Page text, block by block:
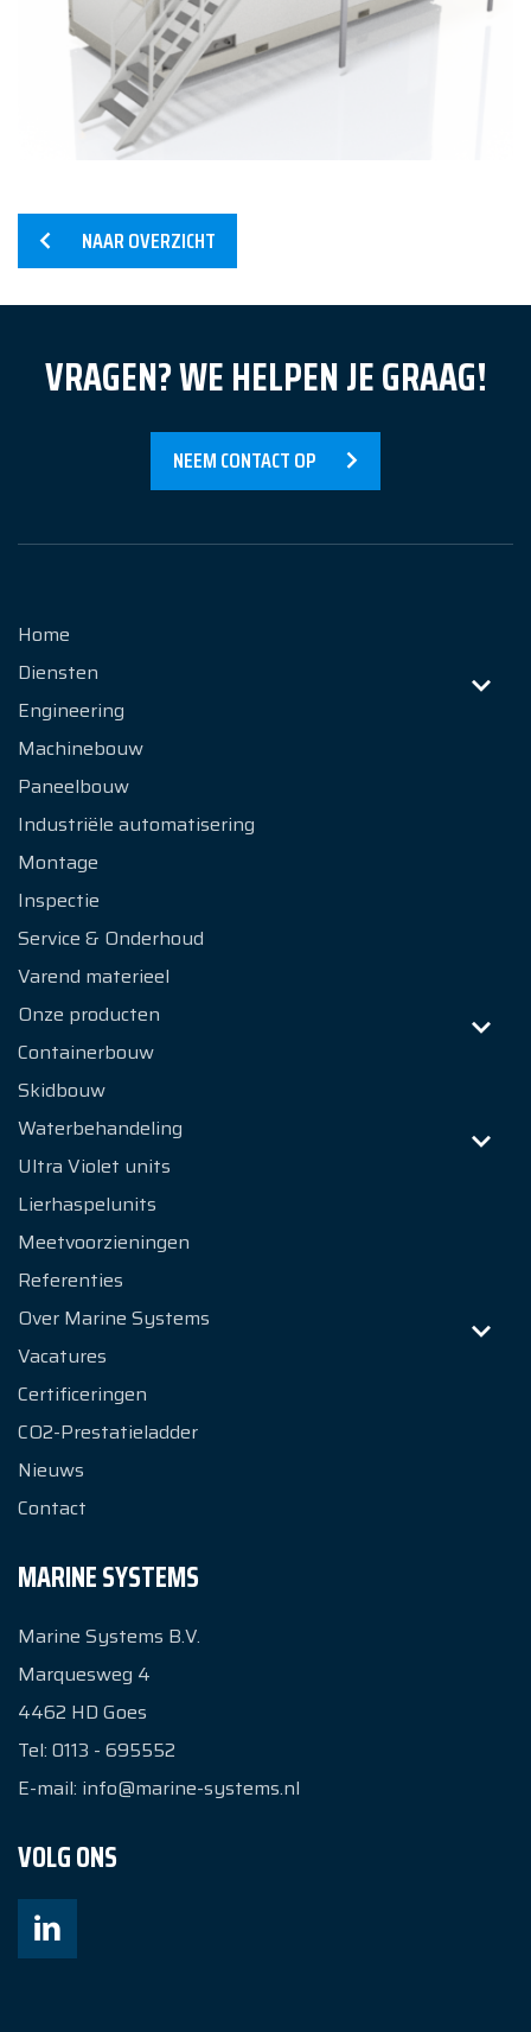
Home
Diensten
Producten
Nieuws
Over Ons
Contact
NAAR OVERZICHT
VRAGEN? WE HELPEN JE GRAAG!
NEEM CONTACT OP
Home
Diensten
Engineering
Machinebouw
Paneelbouw
Industriële automatisering
Montage
Inspectie
Service & Onderhoud
Varend materieel
Onze producten
Containerbouw
Skidbouw
Waterbehandeling
Ultra Violet units
Lierhaspelunits
Meetvoorzieningen
Referenties
Over Marine Systems
Vacatures
Certificeringen
CO2-Prestatieladder
Nieuws
Contact
MARINE SYSTEMS
Marine Systems B.V.
Marquesweg 4
4462 HD Goes
Tel: 0113 - 695552
E-mail: info@marine-systems.nl
VOLG ONS